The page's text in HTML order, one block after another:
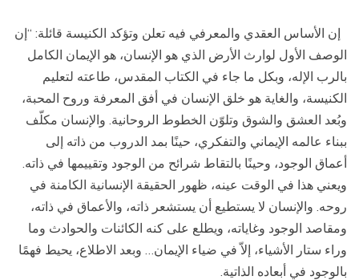
إن الأساس العقدي والمعرفي فيه تعلن وتؤكد الكنيسة قائلة: “إن
الوصف الأول لوارث الأرض الذي هو الإنسان، هو الإيمان الكامل
بالرب الإله، وبكل ما جاء في الكتاب المقدس، طاعته لتعليم
الكنيسة، والغاية هو خلق الإنسان في أفق المعرفة وروح المحبة،
وبُعد العشق والشوق وتلوّن الخطوط الروحانية. والإنسان مكلّف
ببناء عالمه الإيماني والتفكري، حينًا بمد الدروب من ذاته إلى
أعماق الوجود، وحينًا بالتقاط شرائح من الوجود وتقييمها في ذاته.
ويعني هذا في الوقت عينه، ظهور الحقيقة الإنسانية الكامنة في
روحه. والإنسان لا يستطيع أن يستشعر ذاته، والأعماق في ذاته،
ومقاصد الوجود وغاياته، ويطلع على كنه الكائنات والحوادث وما
وراء ستار الأشياء، إلاّ في ضياء الإيمان… وبعد الاطلاع، يحيط فهمًا
بالوجود في أبعاده الذاتية.